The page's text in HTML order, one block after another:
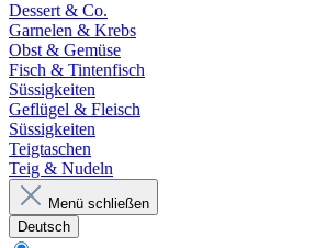
Dessert & Co.
Garnelen & Krebs
Obst & Gemüse
Fisch & Tintenfisch
Süssigkeiten
Geflügel & Fleisch
Süssigkeiten
Teigtaschen
Teig & Nudeln
Menü schließen
Deutsch